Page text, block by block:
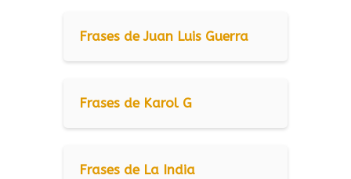
Frases de Juan Luis Guerra
Frases de Karol G
Frases de La India